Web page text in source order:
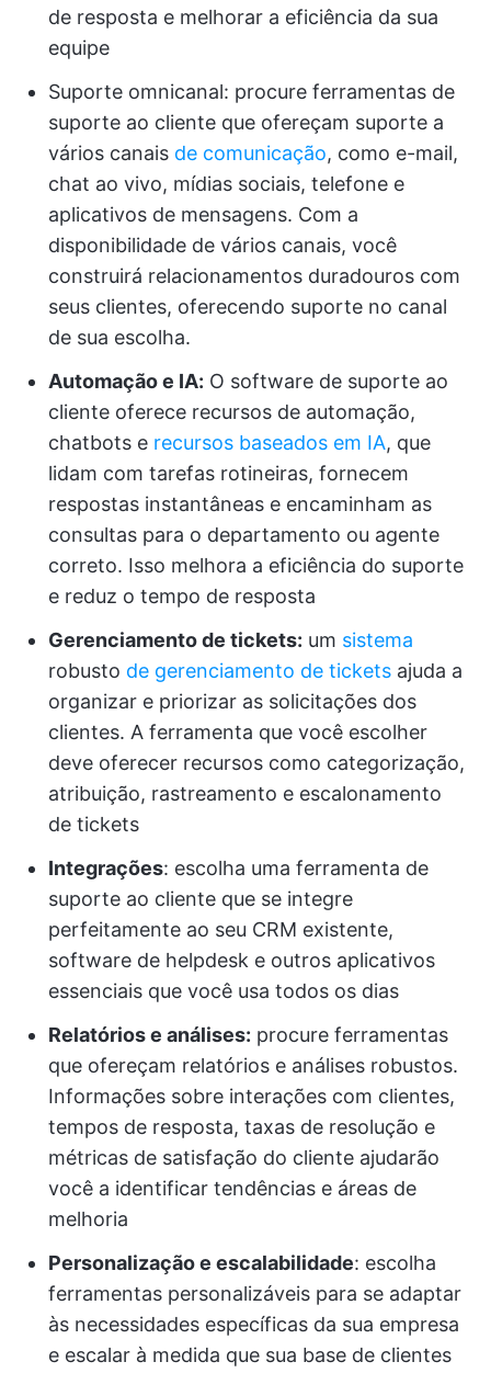
de resposta e melhorar a eficiência da sua
equipe
Suporte omnicanal: procure ferramentas de
suporte ao cliente que ofereçam suporte a
vários canais de comunicação, como e-mail,
chat ao vivo, mídias sociais, telefone e
aplicativos de mensagens. Com a
disponibilidade de vários canais, você
construirá relacionamentos duradouros com
seus clientes, oferecendo suporte no canal
de sua escolha.
Automação e IA: O software de suporte ao
cliente oferece recursos de automação,
chatbots e recursos baseados em IA, que
lidam com tarefas rotineiras, fornecem
respostas instantâneas e encaminham as
consultas para o departamento ou agente
correto. Isso melhora a eficiência do suporte
e reduz o tempo de resposta
Gerenciamento de tickets: um sistema
robusto de gerenciamento de tickets ajuda a
organizar e priorizar as solicitações dos
clientes. A ferramenta que você escolher
deve oferecer recursos como categorização,
atribuição, rastreamento e escalonamento
de tickets
Integrações: escolha uma ferramenta de
suporte ao cliente que se integre
perfeitamente ao seu CRM existente,
software de helpdesk e outros aplicativos
essenciais que você usa todos os dias
Relatórios e análises: procure ferramentas
que ofereçam relatórios e análises robustos.
Informações sobre interações com clientes,
tempos de resposta, taxas de resolução e
métricas de satisfação do cliente ajudarão
você a identificar tendências e áreas de
melhoria
Personalização e escalabilidade: escolha
ferramentas personalizáveis para se adaptar
às necessidades específicas da sua empresa
e escalar à medida que sua base de clientes